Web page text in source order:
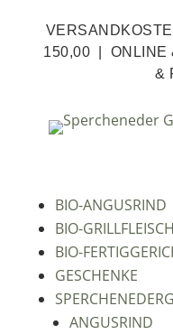
150,00 | ONLINE
&
BIO-ANGUSRIND
BIO-GRILLFLEISCH
BIO-
GESCHENKE
ANGUSRIND